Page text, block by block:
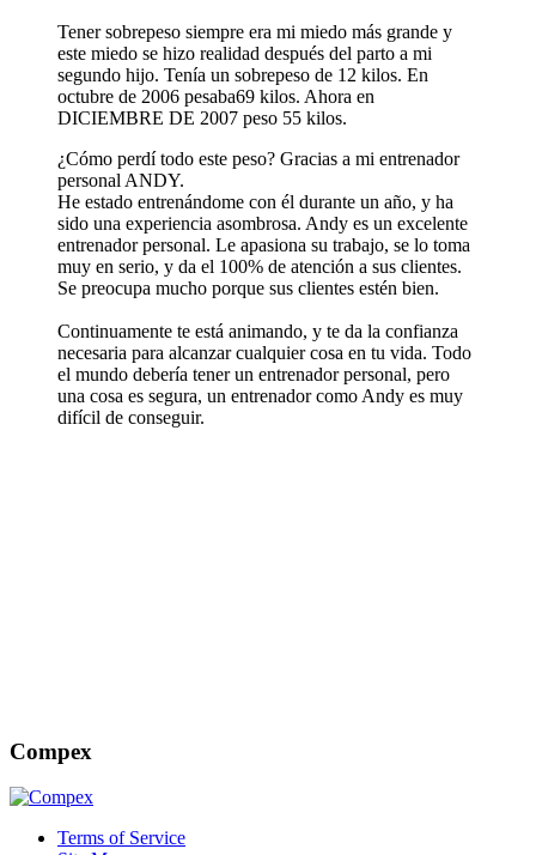
Tener sobrepeso siempre era mi miedo más grande y
este miedo se hizo realidad después del parto a mi
segundo hijo. Tenía un sobrepeso de 12 kilos. En
octubre de 2006 pesaba69 kilos. Ahora en
DICIEMBRE DE 2007 peso 55 kilos.
¿Cómo perdí todo este peso? Gracias a mi entrenador
personal ANDY.
He estado entrenándome con él durante un año, y ha
sido una experiencia asombrosa. Andy es un excelente
entrenador personal. Le apasiona su trabajo, se lo toma
muy en serio, y da el 100% de atención a sus clientes.
Se preocupa mucho porque sus clientes estén bien.
Continuamente te está animando, y te da la confianza
necesaria para alcanzar cualquier cosa en tu vida. Todo
el mundo debería tener un entrenador personal, pero
una cosa es segura, un entrenador como Andy es muy
difícil de conseguir.
Compex
Terms of Service